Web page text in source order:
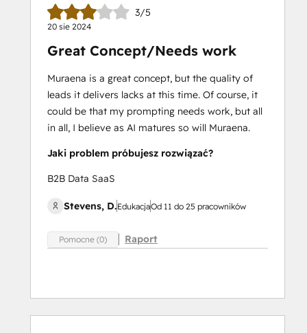
3/5
20 sie 2024
Great Concept/Needs work
Muraena is a great concept, but the quality of
leads it delivers lacks at this time. Of course, it
could be that my prompting needs work, but all
in all, I believe as AI matures so will Muraena.
Jaki problem próbujesz rozwiązać?
B2B Data SaaS
Stevens, D.EdukacjaOd 11 do 25 pracowników
Pomocne (0) Raport